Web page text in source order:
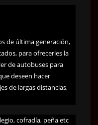
de última generación,
para ofrecerles la
de autobuses para
deseen hacer
de largas distancias,
cofradía, peña etc